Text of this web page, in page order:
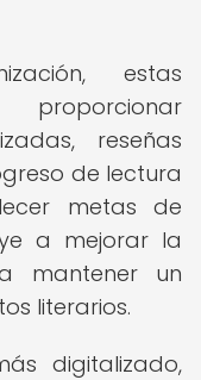
estas
reseñas
de lectura
metas de
a mejorar la
mantener un
literarios.
digitalizado,